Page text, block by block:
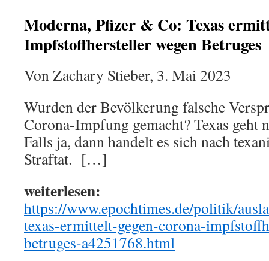
Moderna, Pfizer & Co: Texas
Impfstoffhersteller wegen Betruges
Von Zachary Stieber, 3. Mai 2023
Wurden der Bevölkerung falsche
Corona-Impfung gemacht? Texas geht
Falls ja, dann handelt es sich nach
Straftat. […]
weiterlesen:
https://www.epochtimes.de/politik/
texas-ermittelt-gegen-corona-
betruges-a4251768.html